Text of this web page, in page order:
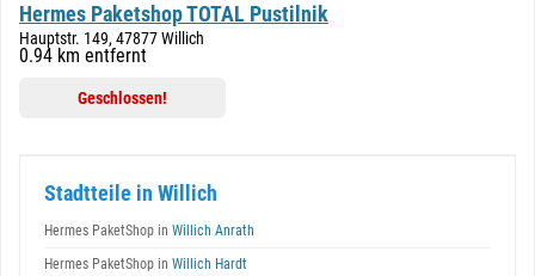
Hermes Paketshop TOTAL Pustilnik
Hauptstr. 149, 47877 Willich
0.94 km entfernt
Geschlossen!
Stadtteile in Willich
Hermes PaketShop in Willich Anrath
Hermes PaketShop in Willich Hardt